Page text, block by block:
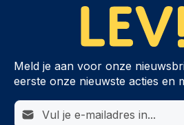
Meld je aan voor onze
eerste onze nieuwste acties en
E-mailadres*